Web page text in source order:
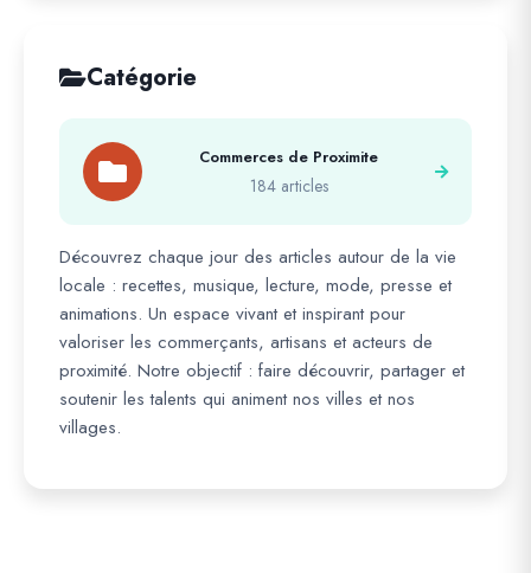
Catégorie
Commerces de Proximite
184 articles
Découvrez chaque jour des articles autour de la vie
locale : recettes, musique, lecture, mode, presse et
animations. Un espace vivant et inspirant pour
valoriser les commerçants, artisans et acteurs de
proximité. Notre objectif : faire découvrir, partager et
soutenir les talents qui animent nos villes et nos
villages.